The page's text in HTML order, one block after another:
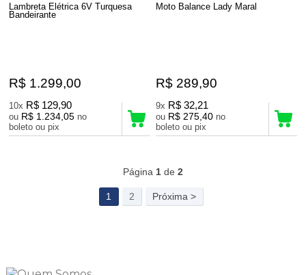
Lambreta Elétrica 6V Turquesa
Bandeirante
R$ 1.299,00
10x R$ 129,90
ou R$ 1.234,05 no
boleto ou pix
Moto Balance Lady Maral
R$ 289,90
9x R$ 32,21
ou R$ 275,40 no
boleto ou pix
Página 1de 2
1 2 Próxima >